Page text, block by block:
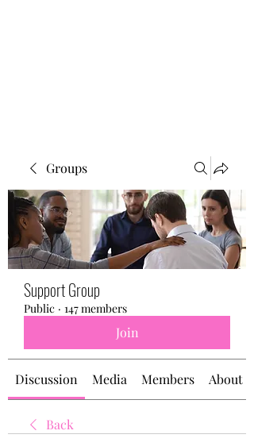
Groups
Support Group
Public · 147 members
Join
Discussion Media Members About
Back